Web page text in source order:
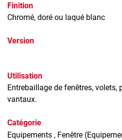
Finition
Chromé, doré ou laqué blanc
Version
Utilisation
Entrebaillage de fenêtres, volets,
vantaux.
Catégorie
Equipements , Fenêtre